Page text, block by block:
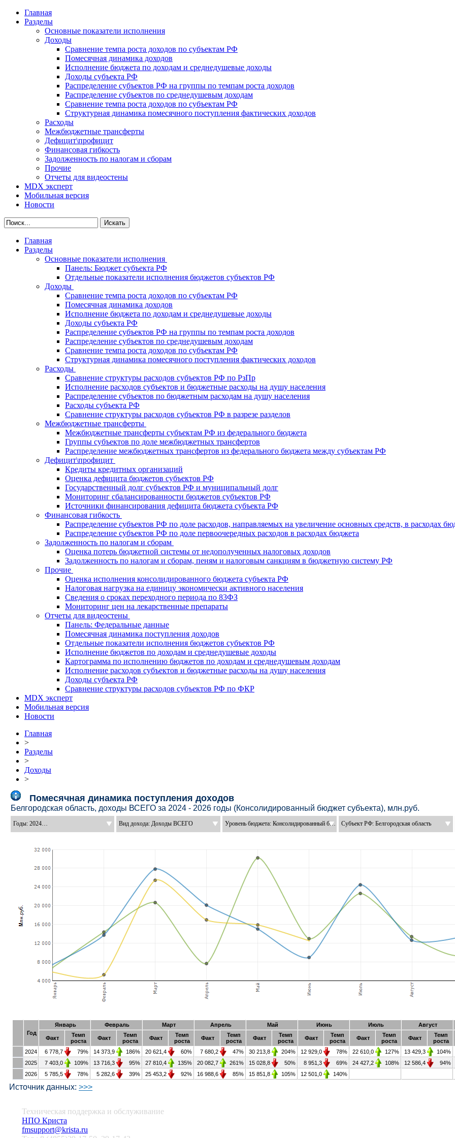
Главная
Разделы
Основные показатели исполнения
Доходы
Сравнение темпа роста доходов по субъектам РФ
Помесячная динамика доходов
Исполнение бюджета по доходам и среднедушевые доходы
Доходы субъекта РФ
Распределение субъектов РФ на группы по темпам роста доходов
Распределение субъектов по среднедушевым доходам
Сравнение темпа роста доходов по субъектам РФ
Структурная динамика помесячного поступления фактических доходов
Расходы
Межбюджетные трансферты
Дефицит\профицит
Финансовая гибкость
Задолженность по налогам и сборам
Прочие
Отчеты для видеостены
MDX эксперт
Мобильная версия
Новости
Главная
Разделы
Основные показатели исполнения
Панель: Бюджет субъекта РФ
Отдельные показатели исполнения бюджетов субъектов РФ
Доходы
Сравнение темпа роста доходов по субъектам РФ
Помесячная динамика доходов
Исполнение бюджета по доходам и среднедушевые доходы
Доходы субъекта РФ
Распределение субъектов РФ на группы по темпам роста доходов
Распределение субъектов по среднедушевым доходам
Сравнение темпа роста доходов по субъектам РФ
Структурная динамика помесячного поступления фактических доходов
Расходы
Сравнение структуры расходов субъектов РФ по РзПр
Исполнение расходов субъектов и бюджетные расходы на душу населения
Распределение субъектов по бюджетным расходам на душу населения
Расходы субъекта РФ
Сравнение структуры расходов субъектов РФ в разрезе разделов
Межбюджетные трансферты
Межбюджетные трансферты субъектам РФ из федерального бюджета
Группы субъектов по доле межбюджетных трансфертов
Распределение межбюджетных трансфертов из федерального бюджета между субъектам РФ
Дефицит\профицит
Кредиты кредитных организаций
Оценка дефицита бюджетов субъектов РФ
Государственный долг субъектов РФ и муниципальный долг
Мониторинг сбалансированности бюджетов субъектов РФ
Источники финансирования дефицита бюджета субъекта РФ
Финансовая гибкость
Распределение субъектов РФ по доле расходов, направляемых на увеличение основных средств, в расходах
Распределение субъектов РФ по доле первоочередных расходов в расходах бюджета
Задолженность по налогам и сборам
Оценка потерь бюджетной системы от недополученных налоговых доходов
Задолженность по налогам и сборам, пеням и налоговым санкциям в бюджетную систему РФ
Прочие
Оценка исполнения консолидированного бюджета субъекта РФ
Налоговая нагрузка на единицу экономически активного населения
Сведения о сроках переходного периода по 83ФЗ
Мониторинг цен на лекарственные препараты
Отчеты для видеостены
Панель: Федеральные данные
Помесячная динамика поступления доходов
Отдельные показатели исполнения бюджетов субъектов РФ
Исполнение бюджетов по доходам и среднедушевые доходы
Картограмма по исполнению бюджетов по доходам и среднедушевым доходам
Исполнение расходов субъектов и бюджетные расходы на душу населения
Доходы субъекта РФ
Сравнение структуры расходов субъектов РФ по ФКР
MDX эксперт
Мобильная версия
Новости
Главная
>
Разделы
>
Доходы
>
Техническая поддержка и обслуживание
НПО Криста
fmsupport@krista.ru